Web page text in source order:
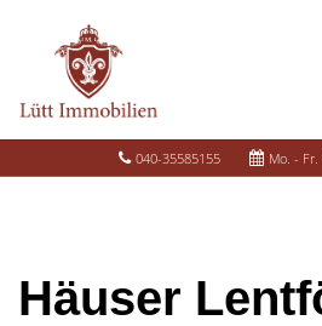
040-35585155 Mo. -
Häuser